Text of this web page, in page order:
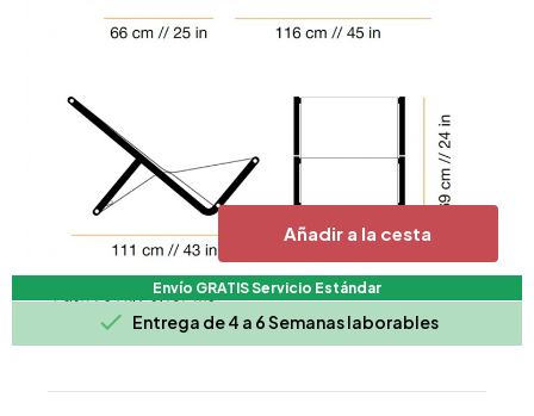
Añadir a la cesta
Envío GRATIS Servicio Estándar
 Entrega de 4 a 6 Semanas laborables